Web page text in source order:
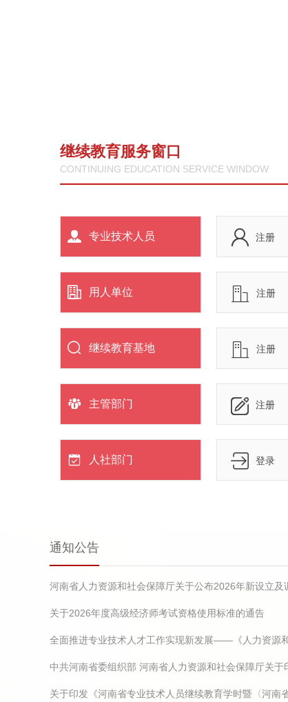
继续教育服务窗口
CONTINUING EDUCATION SERVICE WINDOW
专业技术人员 注册
用人单位 注册
继续教育基地 注册
主管部门 注册
人社部门 登录
通知公告
关于2026年度高级经济师考试资格使用标准的通告